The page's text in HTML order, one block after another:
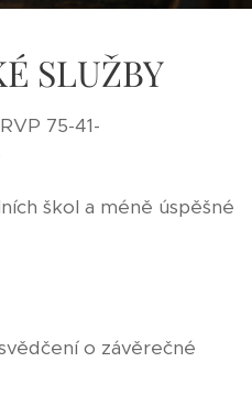
SLUŽBY
75-41-
škol a méně úspěšné
o závěrečné